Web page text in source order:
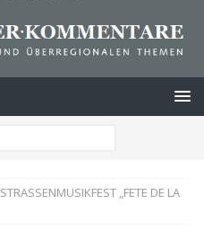
STRASSENMUSIKFEST „FETE DE LA